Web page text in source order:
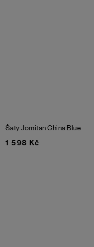
Šaty JomitanChina Blue
1 598 Kč